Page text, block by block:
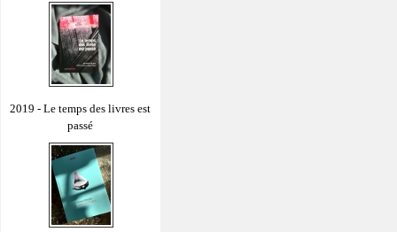
2019 - Le temps des livres est
passé